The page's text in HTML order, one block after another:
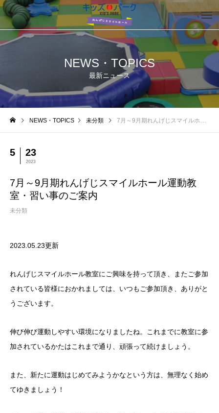
NEWS・TOPICS
最新ニュース
NEWS・TOPICS 未分類 7月～9月期れんげじスマイルホール運動教室・習い事のご案内
5 23
2023
7月～9月期れんげじスマイルホール運動教
室・習い事のご案内
未分類
2023.05.23更新
れんげじスマイルホール教室にご興味を持って頂き、またご参加
されている皆様におかれましては、いつもご参加頂き、ありがと
うございます。
伸び伸び運動しやすい環境になりましたね。これまでに教室に参
加されているかたはこれまで通り、頑張って続けましょう。
また、新たに運動はじめてみようかなという方は、無理なく始め
てゆきましょう！